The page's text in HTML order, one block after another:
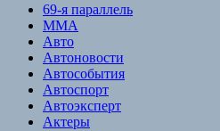
69-я параллель
MMA
Авто
Автоновости
Автособытия
Автоспорт
Автоэксперт
Актеры